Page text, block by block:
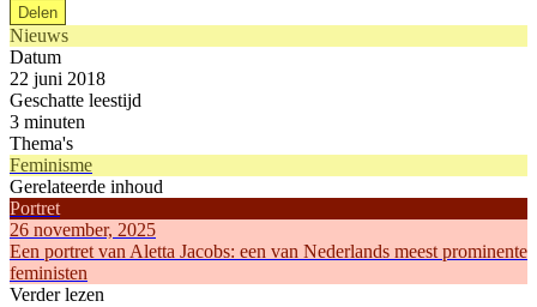
Delen
Nieuws
Datum
22 juni 2018
Geschatte leestijd
3 minuten
Thema's
Feminisme
Gerelateerde inhoud
Portret
26 november, 2025
Een portret van Aletta Jacobs: een van Nederlands meest prominente
feministen
Verder lezen